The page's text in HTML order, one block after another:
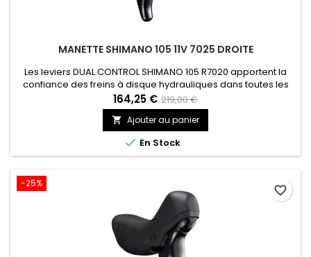
MANETTE SHIMANO 105 11V 7025 DROITE
Les leviers DUAL CONTROL SHIMANO 105 R7020 apportent la
confiance des freins à disque hydrauliques dans toutes les
conditions, et une ergonomie idéale pour apporter les
changements de vitesse rapides et intuitifs que les cyclistes
attendent du SHIMANO 105.
164,25 € 219,00 €
 Ajouter au panier
 En Stock
-25%
favorite_border